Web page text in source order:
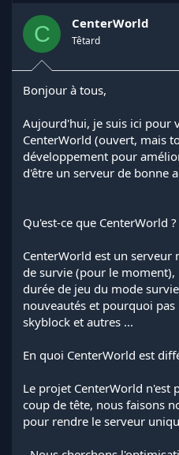
a
e
u
d
l
d
i
s
s
s
o
n
e
C CenterWorld
Têtard
Bonjour à tous,
Aujourd'hui, je suis ici pour
CenterWorld (ouvert, mais
développement pour
d'être un serveur de bonne
Qu'est-ce que CenterWorld ?
CenterWorld est un serveur
de survie (pour le
durée de jeu du mode
nouveautés et pourquoi
skyblock et autres ...
En quoi CenterWorld est
Le projet CenterWorld n'est
coup de tête, nous faisons
pour rendre le serveur